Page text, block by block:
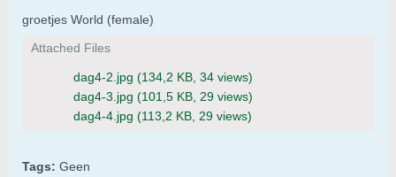
groetjes World (female)
Attached Files
dag4-2.jpg (134,2 KB, 34 views)
dag4-3.jpg (101,5 KB, 29 views)
dag4-4.jpg (113,2 KB, 29 views)
Tags: Geen